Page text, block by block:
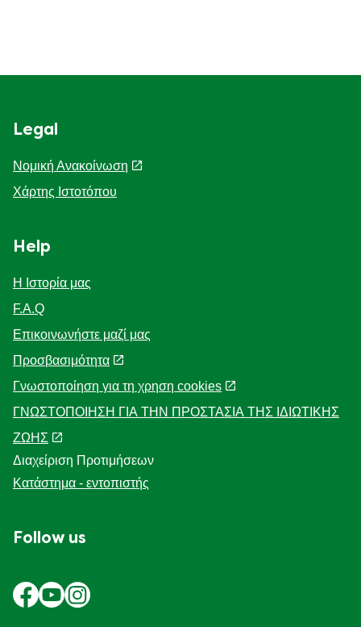
Legal
Νομική Ανακοίνωση
Χάρτης Ιστοτόπου
Help
Η Ιστορία μας
F.A.Q
Επικοινωνήστε μαζί μας
Προσβασιμότητα
Γνωστοποίηση για τη χρηση cookies
ΓΝΩΣΤΟΠΟΙΗΣΗ ΓΙΑ ΤΗΝ ΠΡΟΣΤΑΣΙΑ ΤΗΣ ΙΔΙΩΤΙΚΗΣ
ΖΩΗΣ
Διαχείριση Προτιμήσεων
Κατάστημα - εντοπιστής
Follow us